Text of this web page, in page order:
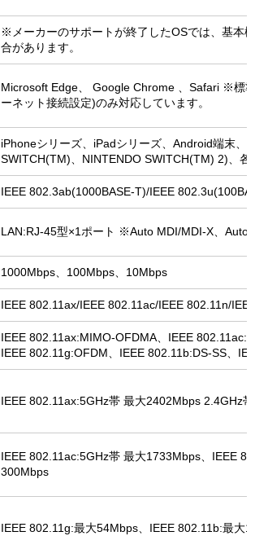
※メーカーのサポートが終了したOSでは、基本
合があります。
Microsoft Edge、 Google Chrome 、Safari ※標
ーネット接続設定)のみ対応しています。
iPhoneシリーズ、iPadシリーズ、Android端末
SWITCH(TM)、NINTENDO SWITCH(TM) 2)、各
IEEE 802.3ab(1000BASE-T)/IEEE
LAN:RJ-45型×1ポート ※Auto MDI/MDI-X、
1000Mbps、100Mbps、10Mbps
IEEE 802.11ax/IEEE 802.11ac/IEEE 802.11n/
IEEE 802.11ax:MIMO-OFDMA、IEEE
IEEE 802.11g:OFDM、IEEE 802.11b:DS-SS、
IEEE 802.11ax:5GHz帯 最大2402Mbps 2.4GHz
IEEE 802.11ac:5GHz帯 最大1733Mbps、IEEE
300Mbps
IEEE 802.11g:最大54Mbps、IEEE 802.11b:最大